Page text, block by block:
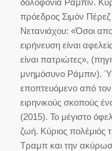
πρόεδρος Σιμόν
Νετανιάχου: «Όσοι
ειρήνευση είναι
είναι πατριώτες»,
μνημόσυνο Ράμπιν).
εποπτευόμενο από
ειρηνικούς σκοπούς
(2015). Το μέγιστο
ζωή. Κύριος πολέμιός
Τραμπ και την